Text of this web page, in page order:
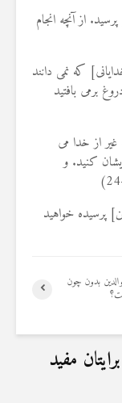
از آنچه انجام
كه نمى‏ دانند
برمى‏ بافتيد
غير از خدا مى
كنيد. و
خواهيد
بدون چون
مفید